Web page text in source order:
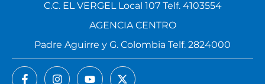
C.C. EL VERGEL Local 107 Telf. 4103554
AGENCIA CENTRO
Padre Aguirre y G. Colombia Telf. 2824000